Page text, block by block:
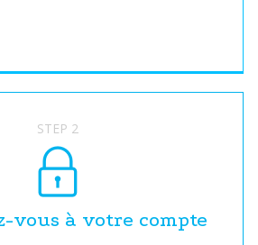
STEP 2
vous à votre compte